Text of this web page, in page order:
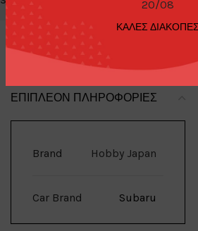
20/08
ΚΑΛΕΣ ΔΙΑΚΟΠΕΣ
ΕΠΙΠΛΈΟΝ ΠΛΗΡΟΦΟΡΊΕΣ
Brand Hobby Japan
Car Brand Subaru